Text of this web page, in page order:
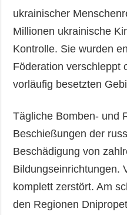
ukrainischer
Millionen ukrainische
Kontrolle. Sie wurden
Föderation verschleppt
vorläufig besetzten
Tägliche Bomben- und
Beschießungen der
Beschädigung von
Bildungseinrichtungen.
komplett zerstört. Am
den Regionen